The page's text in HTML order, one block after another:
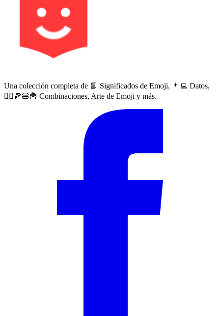
Una colección completa de 📙 Significados de Emoji, 👨‍💻 Datos,
🙅‍♀️🍕🍔🍟 Combinaciones, Arte de Emoji y más.